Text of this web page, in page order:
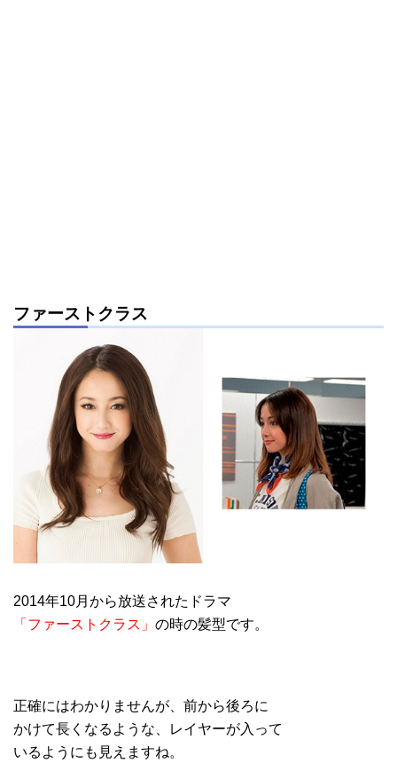
ファーストクラス
2014年10月から放送されたドラマ
「ファーストクラス」 の時の髪型です。
正確にはわかりませんが、前から後ろに
かけて長くなるような、レイヤーが入って
いるようにも見えますね。